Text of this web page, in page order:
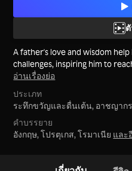
A father's love and wisdom
challenges, inspiring him to
อ่านเรื่องย่อ
ประเภท
ระทึกขวัญและตื่นเต้น, อาชญาก
คำบรรยาย
อังกฤษ, โปรตุเกส, โรมาเนีย และ